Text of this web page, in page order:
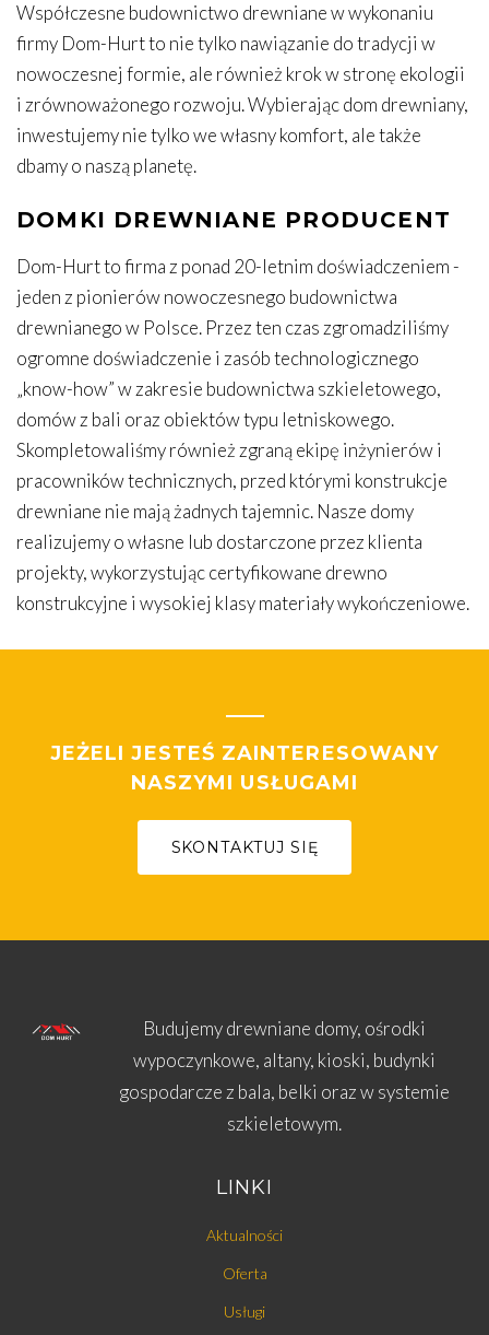
Współczesne budownictwo drewniane w wykonaniu
firmy Dom-Hurt to nie tylko nawiązanie do tradycji w
nowoczesnej formie, ale również krok w stronę ekologii
i zrównoważonego rozwoju. Wybierając dom drewniany,
inwestujemy nie tylko we własny komfort, ale także
dbamy o naszą planetę.
DOMKI DREWNIANE PRODUCENT
Dom-Hurt to firma z ponad 20-letnim doświadczeniem -
jeden z pionierów nowoczesnego budownictwa
drewnianego w Polsce. Przez ten czas zgromadziliśmy
ogromne doświadczenie i zasób technologicznego
„know-how” w zakresie budownictwa szkieletowego,
domów z bali oraz obiektów typu letniskowego.
Skompletowaliśmy również zgraną ekipę inżynierów i
pracowników technicznych, przed którymi konstrukcje
drewniane nie mają żadnych tajemnic. Nasze domy
realizujemy o własne lub dostarczone przez klienta
projekty, wykorzystując certyfikowane drewno
konstrukcyjne i wysokiej klasy materiały wykończeniowe.
JEŻELI JESTEŚ ZAINTERESOWANY
NASZYMI USŁUGAMI
SKONTAKTUJ SIĘ
Budujemy drewniane domy, ośrodki
wypoczynkowe, altany, kioski, budynki
gospodarcze z bala, belki oraz w systemie
szkieletowym.
LINKI
Aktualności
Oferta
Usługi